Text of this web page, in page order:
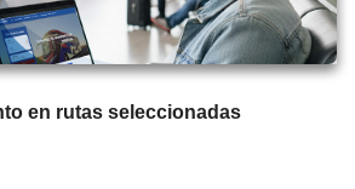
en rutas seleccionadas